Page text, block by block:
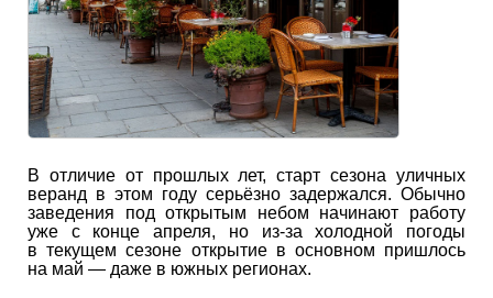
В отличие от прошлых лет, старт сезона уличных
веранд в этом году серьёзно задержался. Обычно
заведения под открытым небом начинают работу
уже с конце апреля, но из‑за холодной погоды
в текущем сезоне открытие в основном пришлось
на май — даже в южных регионах.